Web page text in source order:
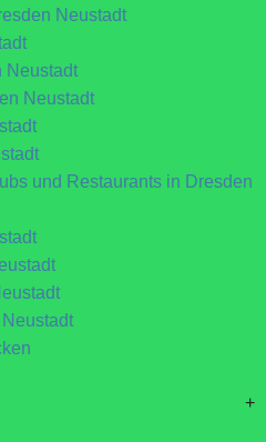
Neustadt
Neustadt
Neustadt
und Restaurants in Dresden
+